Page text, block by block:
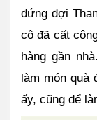
đứng đợi
cô đã cất
hàng gần
làm món quà
ấy, cũng để